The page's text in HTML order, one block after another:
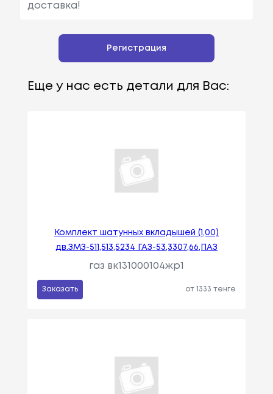
доставка!
Регистрация
Еще у нас есть детали для Вас:
Комплект шатунных вкладышей (1,00)
дв.ЗМЗ-511,513,5234 ГАЗ-53,3307,66,ПАЗ
газ вк131000104жр1
Заказать от 1333 тенге